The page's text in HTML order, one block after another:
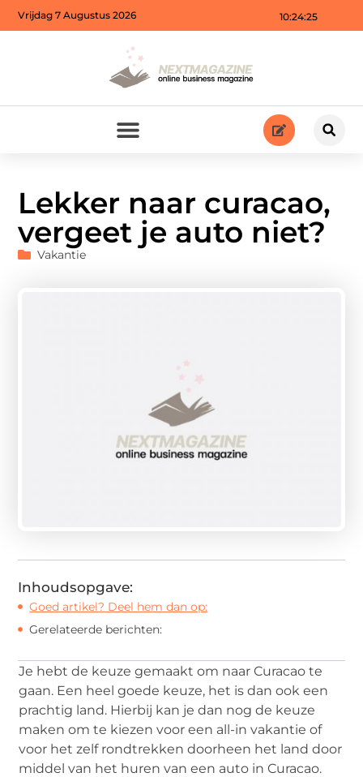
10:24:26
Vrijdag 7 Augustus 2026
Lekker naar curacao,
vergeet je auto niet?
Vakantie
Inhoudsopgave:
Goed artikel? Deel hem dan op:
Gerelateerde berichten:
Je hebt de keuze gemaakt om naar Curacao te
gaan. Een heel goede keuze, het is dan ook een
prachtig land. Hierbij kan je dan nog de keuze
maken om te kiezen voor een all-in vakantie of
voor het zelf rondtrekken doorheen het land door
middel van het huren van een auto in Curacao.